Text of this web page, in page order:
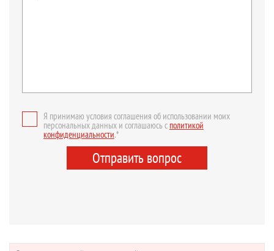
Я принимаю условия соглашения об использовании моих
персональных данных и соглашаюсь сполитикой
конфиденциальности.*
Отправить вопрос